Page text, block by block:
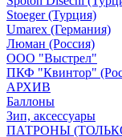
Stoeger (Турция)
Umarex (Германия)
Люман (Россия)
ООО "Выстрел"
ПКФ "Квинтор"
АРХИВ
Баллоны
Зип, аксессуары
ПАТРОНЫ